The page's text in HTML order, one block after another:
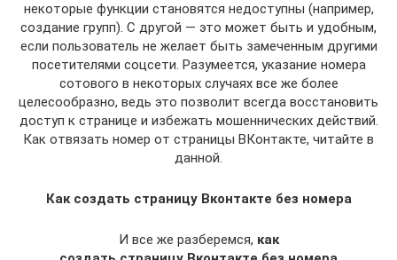
некоторые функции становятся недоступны (например,
создание групп). С другой — это может быть и удобным,
если пользователь не желает быть замеченным другими
посетителями соцсети. Разумеется, указание номера
сотового в некоторых случаях все же более
целесообразно, ведь это позволит всегда восстановить
доступ к странице и избежать мошеннических действий.
Как отвязать номер от страницы ВКонтакте, читайте в
данной.
Как создать страницу Вконтакте без номера
И все же разберемся, как